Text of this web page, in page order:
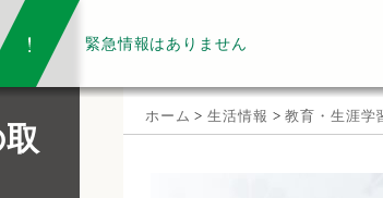
緊急情報はありません
ホーム >生活情報 >教育・生涯学